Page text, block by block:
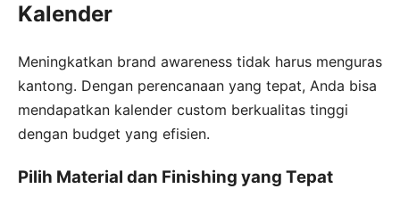
Kalender
Meningkatkan brand awareness tidak harus menguras
kantong. Dengan perencanaan yang tepat, Anda bisa
mendapatkan kalender custom berkualitas tinggi
dengan budget yang efisien.
Pilih Material dan Finishing yang Tepat